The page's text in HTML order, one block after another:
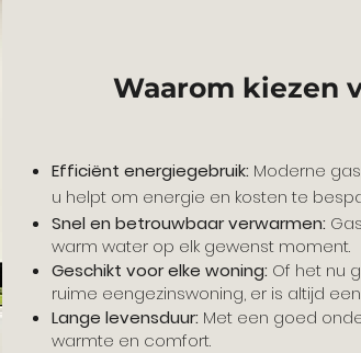
Waarom kiezen
Efficiënt energiegebruik: Moderne
u helpt om energie en kosten te
Snel en betrouwbaar verwarmen:
warm water op elk gewenst moment.
Geschikt voor elke woning: Of het nu
ruime eengezinswoning, er is altijd
Lange levensduur: Met een goed
warmte en comfort.